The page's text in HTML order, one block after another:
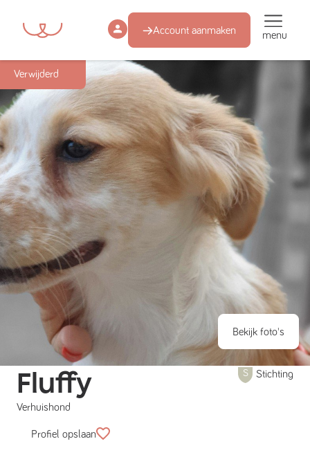
Account aanmaken menu
Succesmatch
Verwijderd
Bekijk foto's
Fluffy
Verhuishond
Stichting
Profiel opslaan